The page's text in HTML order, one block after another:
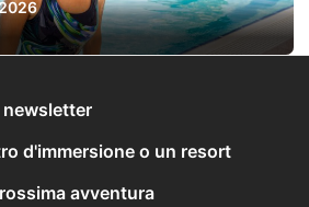
newsletter
d'immersione o un resort
avventura